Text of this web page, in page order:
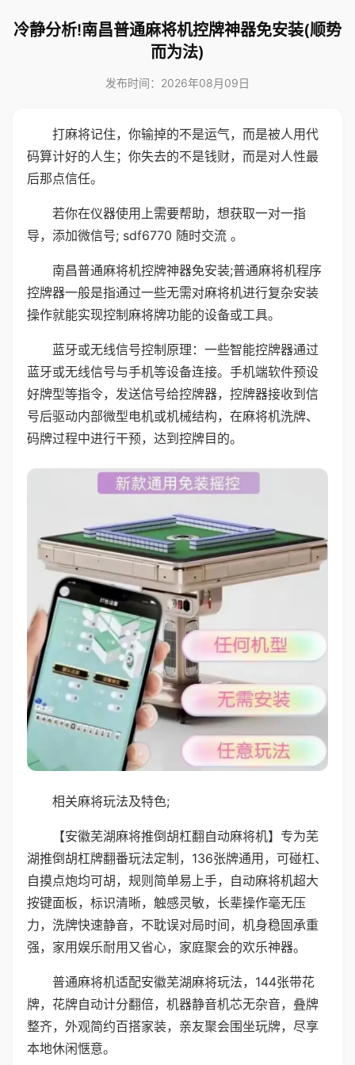
冷静分析!南昌普通麻将机控牌神器免安装(顺势
而为法)
发布时间：2026年08月09日
打麻将记住，你输掉的不是运气，而是被人用代
码算计好的人生；你失去的不是钱财，而是对人性最
后那点信任。
若你在仪器使用上需要帮助，想获取一对一指
导，添加微信号; sdf6770 随时交流 。
南昌普通麻将机控牌神器免安装;普通麻将机程序
控牌器一般是指通过一些无需对麻将机进行复杂安装
操作就能实现控制麻将牌功能的设备或工具。
蓝牙或无线信号控制原理：一些智能控牌器通过
蓝牙或无线信号与手机等设备连接。手机端软件预设
好牌型等指令，发送信号给控牌器，控牌器接收到信
号后驱动内部微型电机或机械结构，在麻将机洗牌、
码牌过程中进行干预，达到控牌目的。
相关麻将玩法及特色;
【安徽芜湖麻将推倒胡杠翻自动麻将机】专为芜
湖推倒胡杠牌翻番玩法定制，136张牌通用，可碰杠、
自摸点炮均可胡，规则简单易上手，自动麻将机超大
按键面板，标识清晰，触感灵敏，长辈操作毫无压
力，洗牌快速静音，不耽误对局时间，机身稳固承重
强，家用娱乐耐用又省心，家庭聚会的欢乐神器。
普通麻将机适配安徽芜湖麻将玩法，144张带花
牌，花牌自动计分翻倍，机器静音机芯无杂音，叠牌
整齐，外观简约百搭家装，亲友聚会围坐玩牌，尽享
本地休闲惬意。